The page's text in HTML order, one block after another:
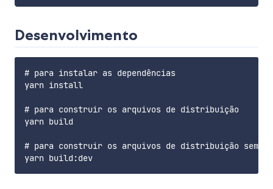
Desenvolvimento
# para instalar as dependências
yarn install
# para construir os arquivos de distribuição
yarn build
# para construir os arquivos de distribuição sem